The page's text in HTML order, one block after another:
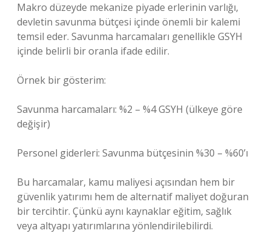
Makro düzeyde mekanize piyade erlerinin varlığı,
devletin savunma bütçesi içinde önemli bir kalemi
temsil eder. Savunma harcamaları genellikle GSYH
içinde belirli bir oranla ifade edilir.
Örnek bir gösterim:
Savunma harcamaları: %2 – %4 GSYH (ülkeye göre
değişir)
Personel giderleri: Savunma bütçesinin %30 – %60’ı
Bu harcamalar, kamu maliyesi açısından hem bir
güvenlik yatırımı hem de alternatif maliyet doğuran
bir tercihtir. Çünkü aynı kaynaklar eğitim, sağlık
veya altyapı yatırımlarına yönlendirilebilirdi.